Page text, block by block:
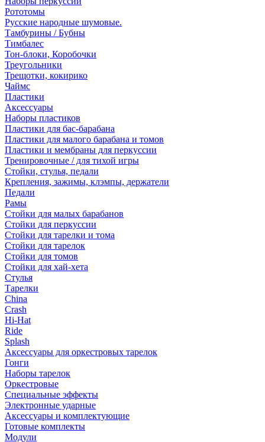
Рототомы
Русские народные шумовые.
Тамбурины / Бубны
Тимбалес
Тон-блоки, Коробочки
Треугольники
Трещотки, кокирико
Чаймс
Пластики
Аксессуары
Наборы пластиков
Пластики для бас-барабана
Пластики для малого барабана и томов
Пластики и мембраны для перкуссии
Тренировочные / для тихой игры
Стойки, стулья, педали
Крепления, зажимы, клэмпы, держатели
Педали
Рамы
Стойки для малых барабанов
Стойки для перкуссии
Стойки для тарелки и тома
Стойки для тарелок
Стойки для томов
Стойки для хай-хета
Стулья
Тарелки
China
Crash
Hi-Hat
Ride
Splash
Аксессуары для оркестровых тарелок
Гонги
Наборы тарелок
Оркестровые
Специальные эффекты
Электронные ударные
Аксессуары и комплектующие
Готовые комплекты
Модули